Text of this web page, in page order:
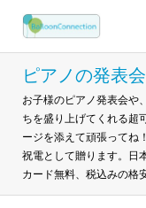
ピアノの発表
お子様のピアノ発表会や
ちを盛り上げてくれる超
ージを添えて頑張ってね
祝電として贈ります。日
カード無料、税込みの格